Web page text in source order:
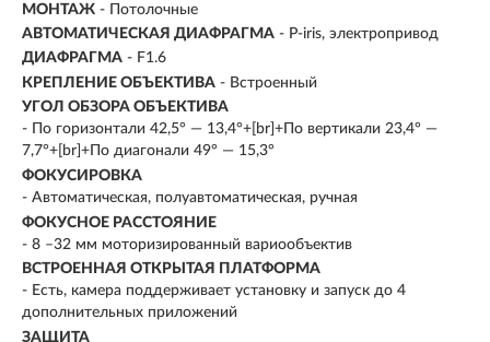
МОНТАЖ - Потолочные
АВТОМАТИЧЕСКАЯ ДИАФРАГМА - P-iris, электропривод
ДИАФРАГМА - F1.6
КРЕПЛЕНИЕ ОБЪЕКТИВА - Встроенный
УГОЛ ОБЗОРА ОБЪЕКТИВА
- По горизонтали 42,5° — 13,4°+[br]+По вертикали 23,4° —
7,7°+[br]+По диагонали 49° — 15,3°
ФОКУСИРОВКА
- Автоматическая, полуавтоматическая, ручная
ФОКУСНОЕ РАССТОЯНИЕ
- 8 –32 мм моторизированный вариообъектив
ВСТРОЕННАЯ ОТКРЫТАЯ ПЛАТФОРМА
- Есть, камера поддерживает установку и запуск до 4
дополнительных приложений
ЗАЩИТА